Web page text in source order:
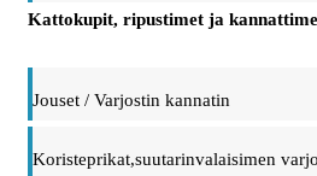
Kattokupit, ripustimet ja
Jouset / Varjostin kannatin
Koristeprikat,suutarinvalaisimen